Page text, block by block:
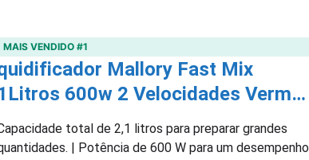
MAIS VENDIDO #1
Mallory Fast Mix
600w 2 Velocidades Verm…
total de 2,1 litros para preparar grandes
| Potência de 600 W para um desempenho